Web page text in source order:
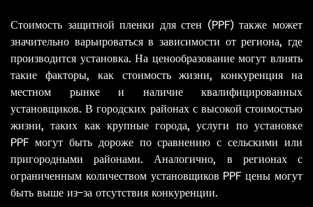
Стоимость защитной пленки для стен (PPF) также может
значительно варьироваться в зависимости от региона, где
производится установка. На ценообразование могут влиять
такие факторы, как стоимость жизни, конкуренция на
местном рынке и наличие квалифицированных
установщиков. В городских районах с высокой стоимостью
жизни, таких как крупные города, услуги по установке
PPF могут быть дороже по сравнению с сельскими или
пригородными районами. Аналогично, в регионах с
ограниченным количеством установщиков PPF цены могут
быть выше из-за отсутствия конкуренции.